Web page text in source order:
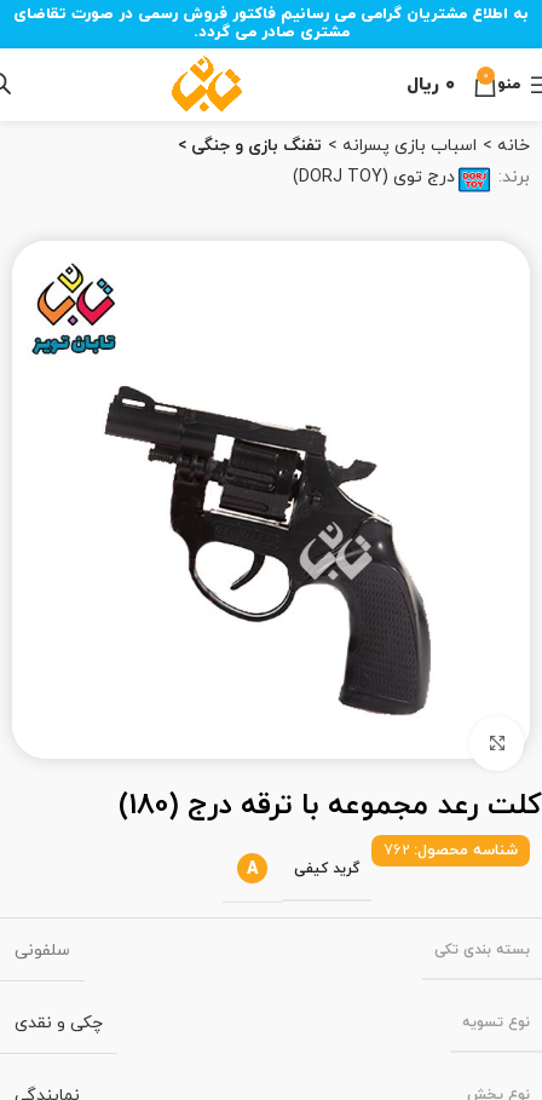
به اطلاع مشتریان گرامی می رسانیم فاکتور فروش رسمی در صورت تقاضای
مشتری صادر می گردد.
منو 0 ۰ ریال
خانه اسباب بازی پسرانه
تفنگ بازی و جنگی
برند:
درج توی (DORJ TOY)
کلت رعد مجموعه با ترقه درج (180)
شناسه محصول: 762
گرید کیفی A
بسته‌ بندی تکی سلفونی
نوع تسویه چکی و نقدی
نوع پخش